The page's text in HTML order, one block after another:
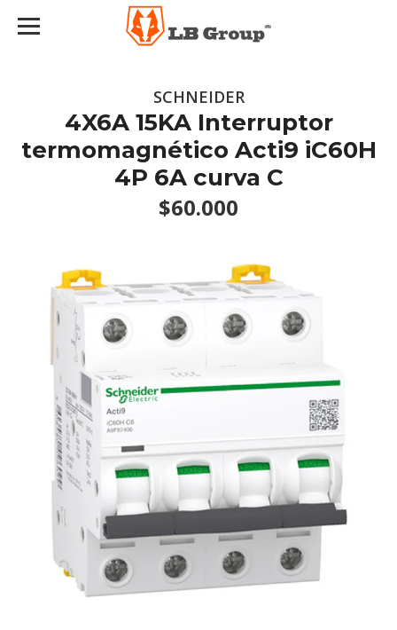
SCHNEIDER
4X6A 15KA Interruptor
termomagnético Acti9 iC60H
4P 6A curva C
$60.000